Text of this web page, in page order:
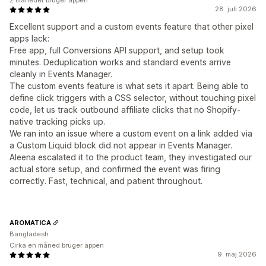
28. juli 2026
Excellent support and a custom events feature that other pixel
apps lack:
Free app, full Conversions API support, and setup took
minutes. Deduplication works and standard events arrive
cleanly in Events Manager.
The custom events feature is what sets it apart. Being able to
define click triggers with a CSS selector, without touching pixel
code, let us track outbound affiliate clicks that no Shopify-
native tracking picks up.
We ran into an issue where a custom event on a link added via
a Custom Liquid block did not appear in Events Manager.
Aleena escalated it to the product team, they investigated our
actual store setup, and confirmed the event was firing
correctly. Fast, technical, and patient throughout.
9. maj 2026
AROMATICA
Bangladesh
Cirka en måned bruger appen